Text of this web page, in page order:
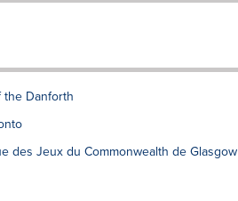
the Danforth
des Jeux du Commonwealth de Glasgow